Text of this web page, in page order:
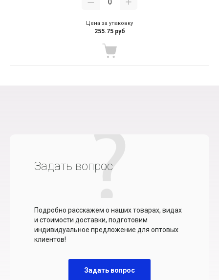
Цена за упаковку
255.75 руб
Задать вопрос
Подробно расскажем о наших товарах, видах
и стоимости доставки, подготовим
индивидуальное предложение для оптовых
клиентов!
Задать вопрос